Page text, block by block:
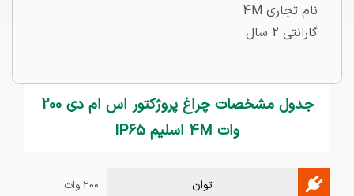
نام تجاری 4M
گارانتی 2 سال
جدول مشخصات چراغ پروژکتور اس ام دی 200
وات 4M اسلیم IP65
توان 200 وات